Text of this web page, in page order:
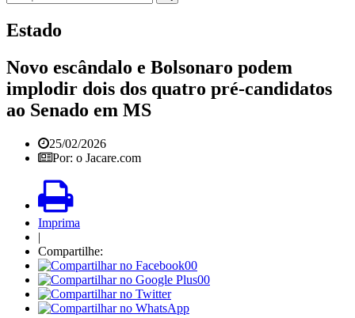
Estado
Novo escândalo e Bolsonaro podem
implodir dois dos quatro pré-candidatos
ao Senado em MS
25/02/2026
Por: o Jacare.com
Imprima
|
Compartilhe:
00
00